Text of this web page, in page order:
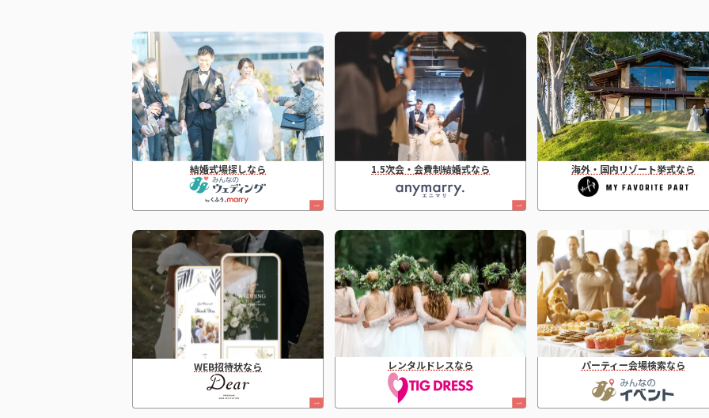
結婚式場探しなら 1.5次会・会費制結婚式なら 海外・国内リゾート挙式なら
WEB招待状なら レンタルドレスなら パーティー会場検索なら